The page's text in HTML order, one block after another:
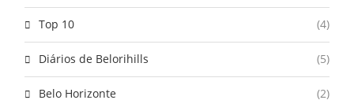
Top 10 (4)
Diários de Belorihills (5)
Belo Horizonte (2)